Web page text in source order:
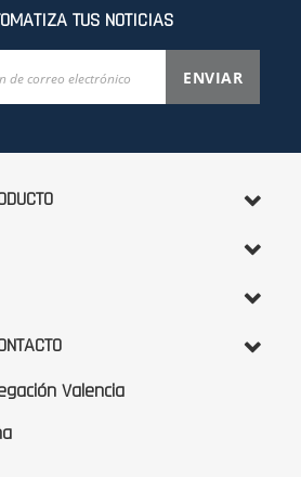
TUS NOTICIAS
ENVIAR
Valencia